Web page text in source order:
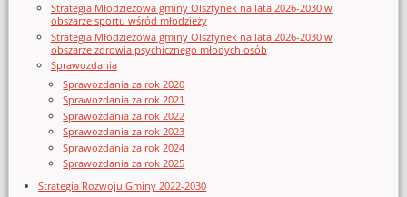
Strategia Młodzieżowa gminy Olsztynek na lata 2026-2030 w
obszarze sportu wśród młodzieży
Strategia Młodzieżowa gminy Olsztynek na lata 2026-2030 w
obszarze zdrowia psychicznego młodych osób
Sprawozdania
Sprawozdania za rok 2020
Sprawozdania za rok 2021
Sprawozdania za rok 2022
Sprawozdania za rok 2023
Sprawozdania za rok 2024
Sprawozdania za rok 2025
Strategia Rozwoju Gminy 2022-2030